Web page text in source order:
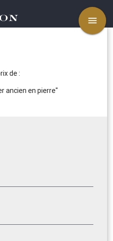
menu
de :
ancien en pierre"